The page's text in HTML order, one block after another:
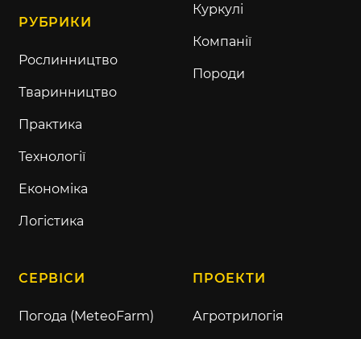
РУБРИКИ
Рослинництво
Тваринництво
Практика
Технології
Економіка
Логістика
Куркулі
Компанії
Породи
СЕРВІСИ
Погода (MeteoFarm)
ПРОЕКТИ
Агротрилогія